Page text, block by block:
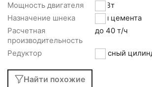
Мощность двигателя
4 кВт
Назначение шнека
Для цемента
Расчетная
производительность
до 40 т/ч
Редуктор соосный
Найти похожие